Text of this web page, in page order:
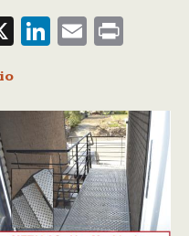
X LinkedIn
Email